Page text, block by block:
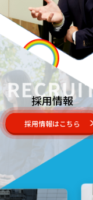
採用情報
採用情報はこちら